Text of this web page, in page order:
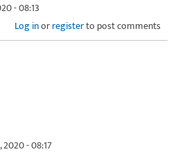
- 08:13
Log inorregisterto post comments
2020 - 08:17